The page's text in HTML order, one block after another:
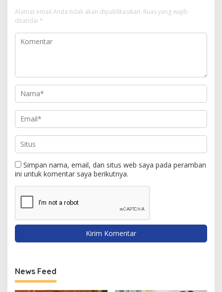
Alamat email Anda tidak akan dipublikasikan. Ruas yang wajib
ditandai *
Simpan nama, email, dan situs web saya pada peramban
ini untuk komentar saya berikutnya.
News Feed